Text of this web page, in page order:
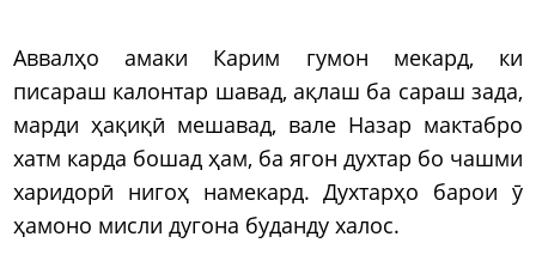
Аввалҳо амаки Карим гумон мекард, ки
писараш калонтар шавад, ақлаш ба сараш зада,
марди ҳақиқӣ мешавад, вале Назар мактабро
хатм карда бошад ҳам, ба ягон духтар бо чашми
харидорӣ нигоҳ намекард. Духтарҳо барои ӯ
ҳамоно мисли дугона буданду халос.